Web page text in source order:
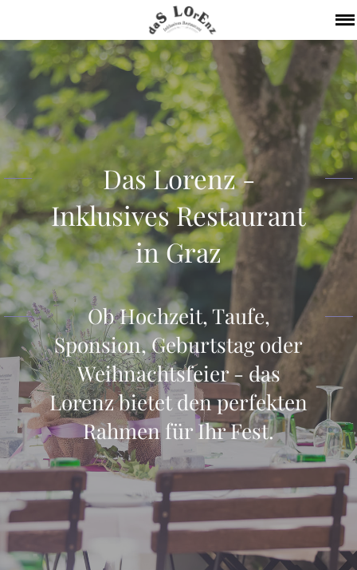
Das Lorenz -
Inklusives Restaurant
in Graz
Ob Hochzeit, Taufe,
Sponsion, Geburtstag oder
Weihnachtsfeier - das
Lorenz bietet den perfekten
Rahmen für Ihr Fest.